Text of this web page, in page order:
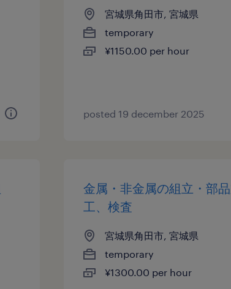
宮城県角田市, 宮城県
temporary
¥1150.00 per hour
posted 19 december 2025
金属・非金属の組立・部
工、検査
宮城県角田市, 宮城県
temporary
¥1300.00 per hour